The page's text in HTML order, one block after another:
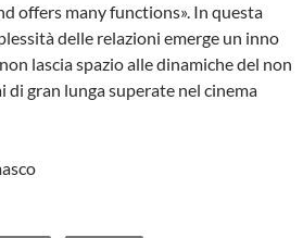
offers many functions». In questa
delle relazioni emerge un inno
lascia spazio alle dinamiche del non
di gran lunga superate nel cinema